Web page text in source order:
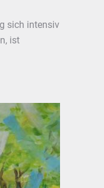
sich intensiv
ist